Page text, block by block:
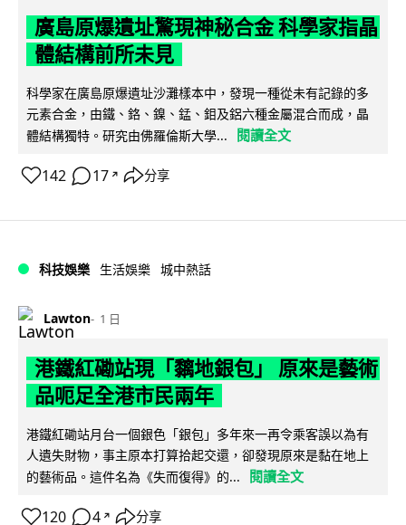
廣島原爆遺址驚現神秘合金 科學家指晶
體結構前所未見
科學家在廣島原爆遺址沙灘樣本中，發現一種從未有記錄的多
元素合金，由鐵、鉻、鎳、錳、鉬及鋁六種金屬混合而成，晶
體結構獨特。研究由佛羅倫斯大學...
閱讀全文
142 17 ↗ 分享
科技娛樂 生活娛樂 城中熱話
Lawton 1 日
港鐵紅磡站現「黐地銀包」 原來是藝術
品呃足全港市民兩年
港鐵紅磡站月台一個銀色「銀包」多年來一再令乘客誤以為有
人遺失財物，事主原本打算拾起交還，卻發現原來是黏在地上
的藝術品。這件名為《失而復得》的...
閱讀全文
120 4 ↗ 分享